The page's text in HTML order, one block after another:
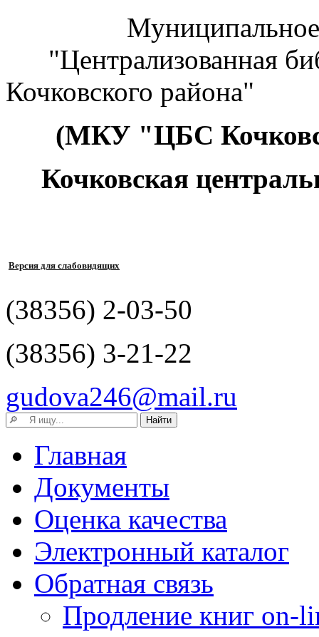
Муниципальное
"Централизованная
Кочковского района"
(МКУ "ЦБС
Кочковская
Версия для слабовидящих
(38356) 2-03-50
(38356) 3-21-22
gudova246@mail.ru
Главная
Документы
Оценка качества
Электронный каталог
Обратная связь
Продление книг on-